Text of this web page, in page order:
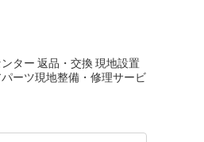
ター 返品・交換 現地設置
ーツ現地整備・修理サービ